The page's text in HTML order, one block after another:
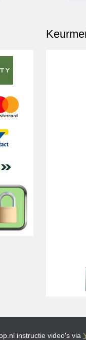
instructie video's via